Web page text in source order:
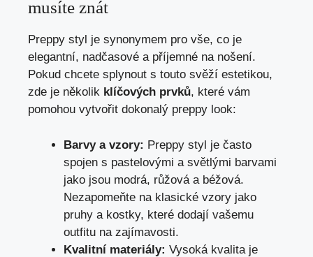
‍musíte ‍znát
Preppy styl je synonymem pro vše, co je
elegantní, nadčasové a příjemné ⁢na nošení.
Pokud chcete splynout s ⁢touto⁤ svěží estetikou,
zde je několik klíčových ⁣prvků, které vám
pomohou vytvořit dokonalý preppy look:
Barvy a vzory: ‌Preppy styl⁢ je často
spojen ⁣s pastelovými a ‍světlými barvami
jako jsou modrá, růžová a béžová.⁤
Nezapomeňte na⁣ klasické vzory jako
pruhy a kostky,‍ které dodají vašemu​
outfitu na zajímavosti.
Kvalitní materiály: Vysoká kvalita je